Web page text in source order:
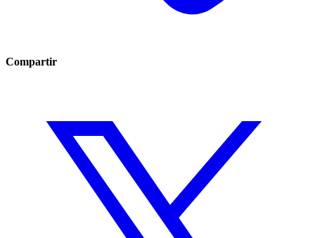
Compartir